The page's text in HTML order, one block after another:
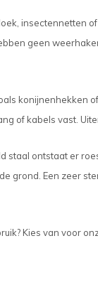
insectennetten
geen
konijnenhekken
of kabels vast.
staal ontstaat er
grond. Een zeer
Kies van voor